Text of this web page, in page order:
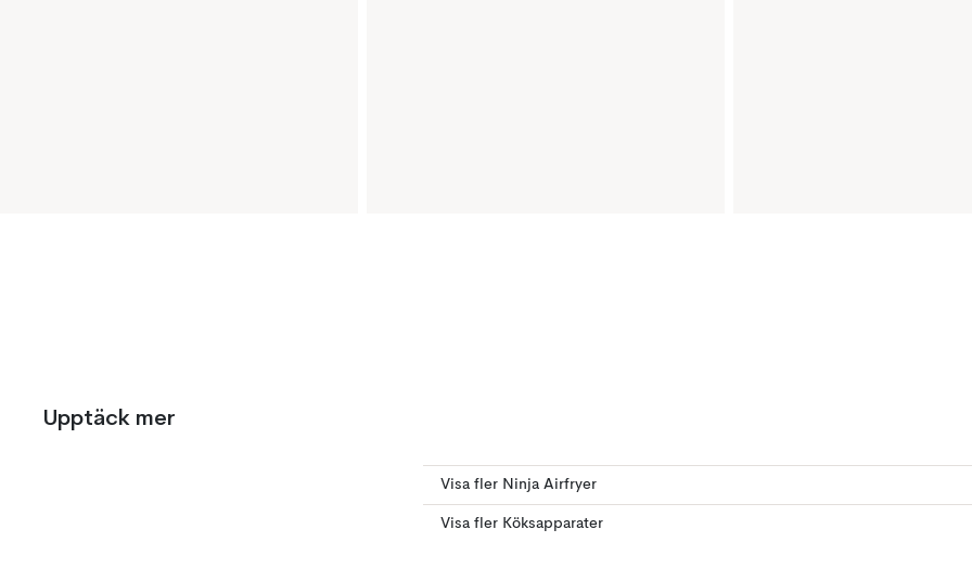
Upptäck mer
Visa fler Ninja Airfryer
Visa fler Köksapparater